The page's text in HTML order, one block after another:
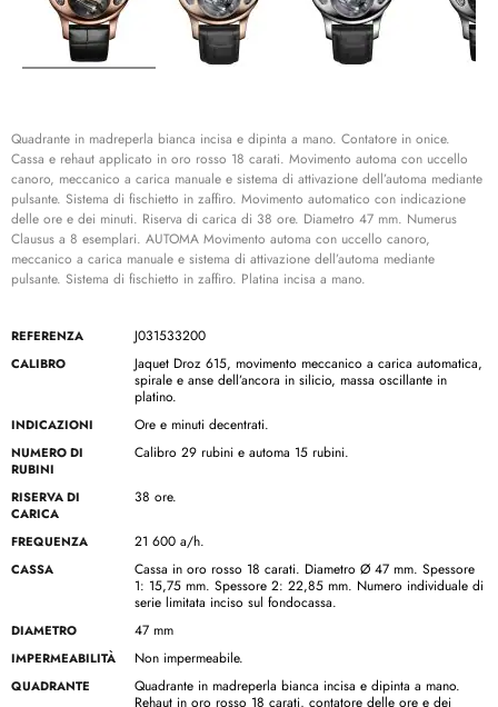
Quadrante in madreperla bianca incisa e dipinta a mano. Contatore in onice.
Cassa e rehaut applicato in oro rosso 18 carati. Movimento automa con uccello
canoro, meccanico a carica manuale e sistema di attivazione dell’automa mediante
pulsante. Sistema di fischietto in zaffiro. Movimento automatico con indicazione
delle ore e dei minuti. Riserva di carica di 38 ore. Diametro 47 mm. Numerus
Clausus a 8 esemplari. AUTOMA Movimento automa con uccello canoro,
meccanico a carica manuale e sistema di attivazione dell’automa mediante
pulsante. Sistema di fischietto in zaffiro. Platina incisa a mano.
REFERENZA J031533200
CALIBRO
Jaquet Droz 615, movimento meccanico a carica automatica,
spirale e anse dell’ancora in silicio, massa oscillante in
platino.
INDICAZIONI Ore e minuti decentrati.
NUMERO DI
RUBINI
Calibro 29 rubini e automa 15 rubini.
RISERVA DI
CARICA
38 ore.
FREQUENZA 21 600 a/h.
CASSA
Cassa in oro rosso 18 carati. Diametro Ø 47 mm. Spessore
1: 15,75 mm. Spessore 2: 22,85 mm. Numero individuale di
serie limitata inciso sul fondocassa.
DIAMETRO 47 mm
IMPERMEABILITÀ Non impermeabile.
QUADRANTE
Quadrante in madreperla bianca incisa e dipinta a mano.
Rehaut in oro rosso 18 carati, contatore delle ore e dei